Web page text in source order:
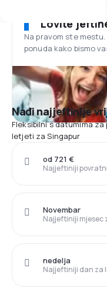
Lovite
Na pravom ste
ponuda kako bismo
Nađi najjeftinije
Fleksibilni s datumima
letjeti za Singapur
Najjeftiniji
od 721 €
Najjeftiniji mjesec
Novembar
Najjeftiniji dan za
nedelja